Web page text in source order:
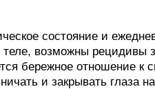
состояние и
возможны рецидивы
бережное отношение к
и закрывать глаза